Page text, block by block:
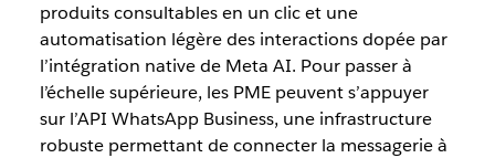
produits consultables en un clic et une
automatisation légère des interactions dopée par
l’intégration native de Meta AI. Pour passer à
l’échelle supérieure, les PME peuvent s’appuyer
sur l’API WhatsApp Business, une infrastructure
robuste permettant de connecter la messagerie à